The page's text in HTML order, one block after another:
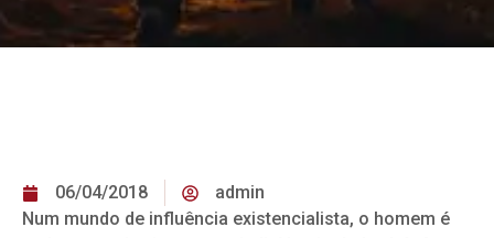
06/04/2018
admin
Num mundo de influência existencialista, o homem é